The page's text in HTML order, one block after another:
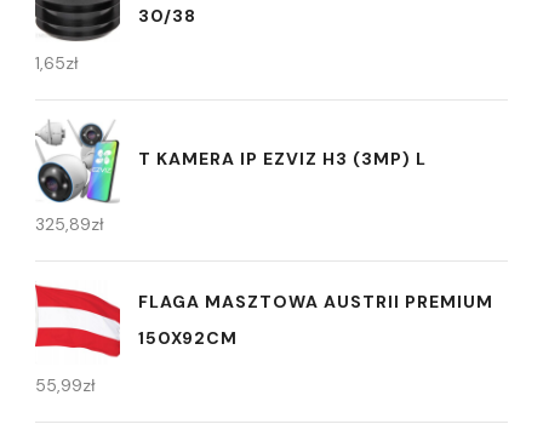
30/38
1,65zł
T KAMERA IP EZVIZ H3 (3MP) L
325,89zł
FLAGA MASZTOWA AUSTRII PREMIUM
150X92CM
55,99zł